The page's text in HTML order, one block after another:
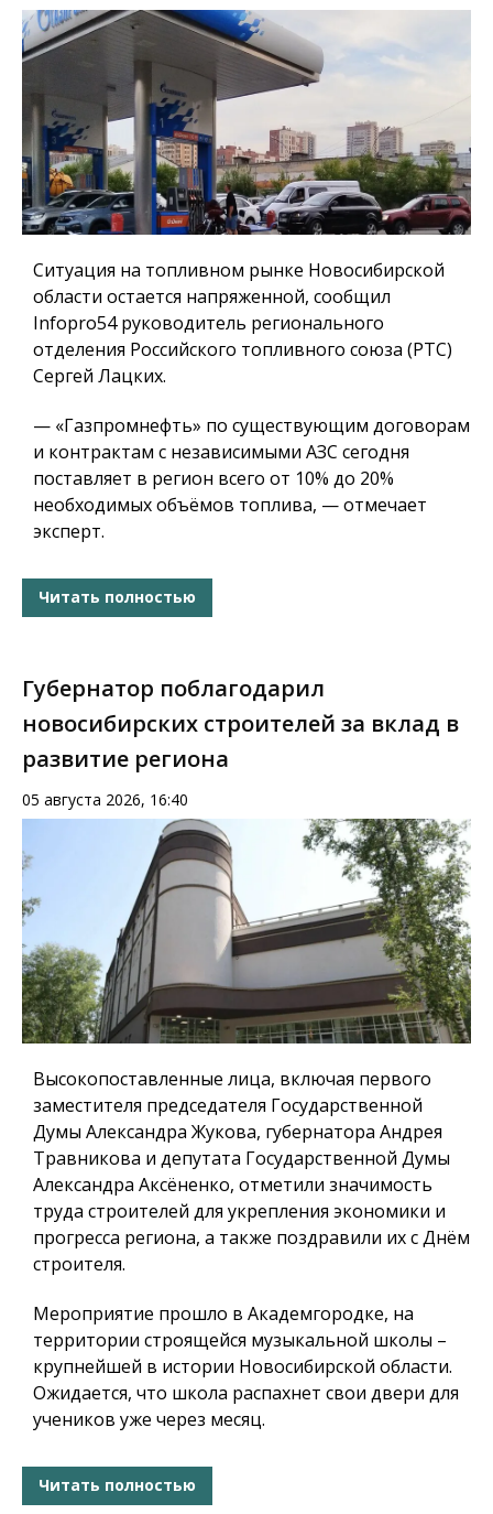
Ситуация на топливном рынке Новосибирской
области остается напряженной, сообщил
Infopro54 руководитель регионального
отделения Российского топливного союза (РТС)
Сергей Лацких.
— «Газпромнефть» по существующим договорам
и контрактам с независимыми АЗС сегодня
поставляет в регион всего от 10% до 20%
необходимых объёмов топлива, — отмечает
эксперт.
Читать полностью
Губернатор поблагодарил
новосибирских строителей за вклад в
развитие региона
05 августа 2026, 16:40
Высокопоставленные лица, включая первого
заместителя председателя Государственной
Думы Александра Жукова, губернатора Андрея
Травникова и депутата Государственной Думы
Александра Аксёненко, отметили значимость
труда строителей для укрепления экономики и
прогресса региона, а также поздравили их с Днём
строителя.
Мероприятие прошло в Академгородке, на
территории строящейся музыкальной школы –
крупнейшей в истории Новосибирской области.
Ожидается, что школа распахнет свои двери для
учеников уже через месяц.
Читать полностью